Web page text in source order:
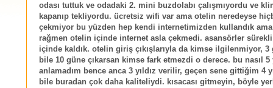
odası tuttuk ve odadaki 2. mini buzdolabı çalışmıyordu ve
kapanıp tekliyordu. ücretsiz wifi var ama otelin neredeyse
çekmiyor bu yüzden hep kendi internetimizden kullandık
rağmen otelin içinde internet asla çekmedi. asansörler
içinde kaldık. otelin giriş çıkışlarıyla da kimse ilgilenmiyor,
bile 10 güne çıkarsan kimse fark etmezdi o derece. bu nasıl 5
anlamadım bence anca 3 yıldız verilir, geçen sene gittiğim 4
bile buradan çok daha kaliteliydi. kısacası gitmeyin, böyle